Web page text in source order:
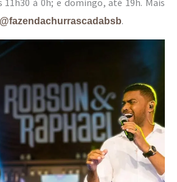
@fazendachurrascadabsb.